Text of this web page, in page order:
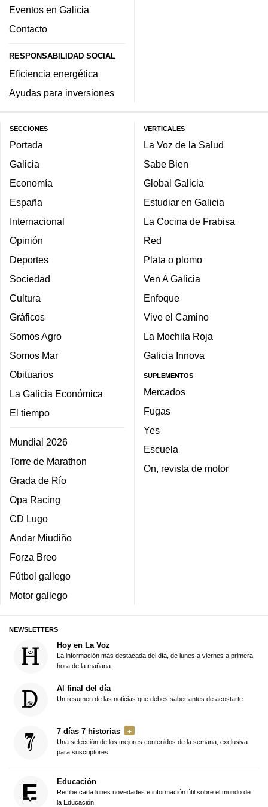
Eventos en Galicia
Contacto
RESPONSABILIDAD SOCIAL
Eficiencia energética
Ayudas para inversiones
SECCIONES
Portada
Galicia
Economía
España
Internacional
Opinión
Deportes
Sociedad
Cultura
Gráficos
Somos Agro
Somos Mar
Obituarios
La Galicia Económica
El tiempo
Mundial 2026
Torre de Marathon
Grada de Río
Opa Racing
CD Lugo
Andar Miudiño
Forza Breo
Fútbol gallego
Motor gallego
VERTICALES
La Voz de la Salud
Sabe Bien
Global Galicia
Estudiar en Galicia
La Cocina de Frabisa
Red
Plata o plomo
Ven A Galicia
Enfoque
Vive el Camino
La Mochila Roja
Galicia Innova
SUPLEMENTOS
Mercados
Fugas
Yes
Escuela
On, revista de motor
NEWSLETTERS
Hoy en La Voz
La información más destacada del día, de lunes a viernes a primera
hora de la mañana
Al final del día
Un resumen de las noticias que debes saber antes de acostarte
7 días 7 historias
Una selección de los mejores contenidos de la semana, exclusiva
para suscriptores
Educación
Recibe cada lunes novedades e información útil sobre el mundo de
la Educación